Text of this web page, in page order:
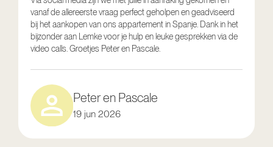
vanaf de allereerste vraag perfect geholpen en geadviseerd
bij het aankopen van ons appartement in Spanje. Dank in het
bijzonder aan Lemke voor je hulp en leuke gesprekken via de
video calls. Groetjes Peter en Pascale.
Peter en Pascale
19 jun 2026